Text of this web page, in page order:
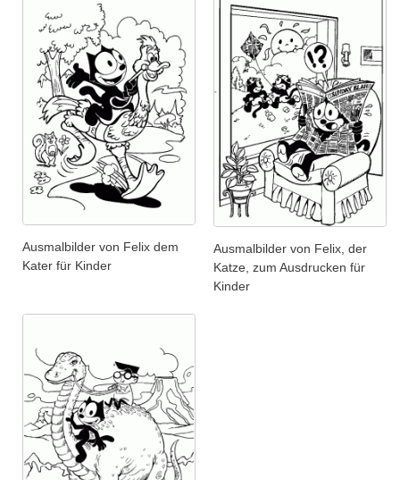
Ausmalbilder von Felix dem
Kater für Kinder
Ausmalbilder von Felix, der
Katze, zum Ausdrucken für
Kinder